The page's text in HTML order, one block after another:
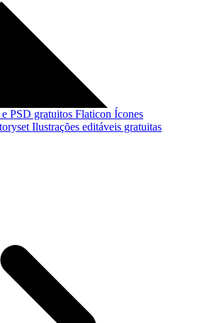
PSD gratuitos Flaticon Ícones
Ilustrações editáveis gratuitas